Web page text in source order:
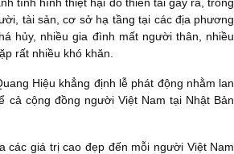
tài sản, cơ sở hạ tầng tại các địa phương
hủy, nhiều gia đình mất người thân, nhiều
rất nhiều khó khăn.
Hiệu khẳng định lễ phát động nhằm lan
cộng đồng người Việt Nam tại Nhật Bản
các giá trị cao đẹp đến mỗi người Việt Nam